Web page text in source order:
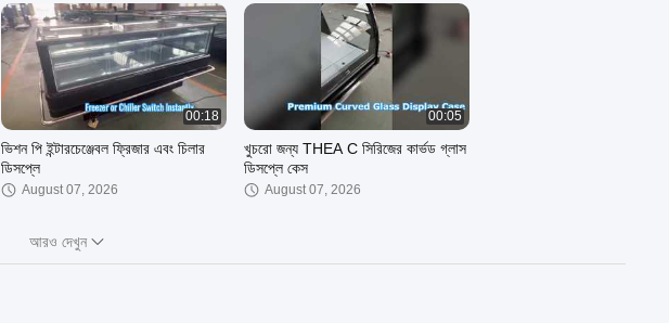
00:18
ভিশন পি ইন্টারচেঞ্জেবল ফ্রিজার এবং চিলার
ডিসপ্লে
August 07, 2026
00:05
খুচরো জন্য THEA C সিরিজের কার্ভড গ্লাস
ডিসপ্লে কেস
August 07, 2026
আরও দেখুন